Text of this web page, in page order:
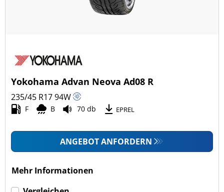
Yokohama Advan Neova Ad08 R
235/45 R1794W
F B 70 db EPREL
ANGEBOT ANFORDERN
Mehr Informationen